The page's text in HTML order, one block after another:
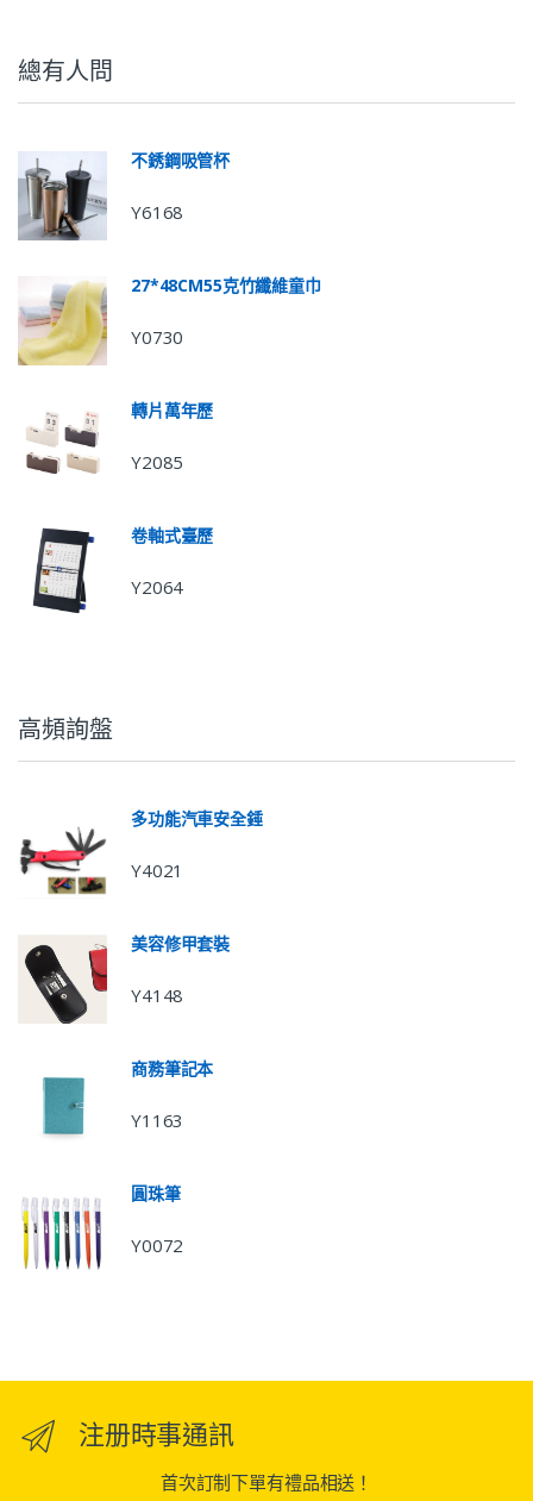
總有人問
不銹鋼吸管杯
Y6168
27*48CM55克竹纖維童巾
Y0730
轉片萬年歷
Y2085
卷軸式臺歷
Y2064
高頻詢盤
多功能汽車安全錘
Y4021
美容修甲套裝
Y4148
商務筆記本
Y1163
圓珠筆
Y0072
注册時事通訊
首次訂制下單有禮品相送！